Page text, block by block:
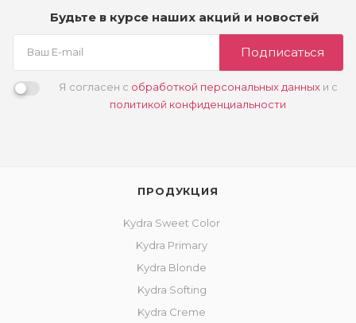
Будьте в курсе наших акций и новостей
Подписаться
Я согласен с обработкой персональных данныхи с
политикой конфиденциальности
ПРОДУКЦИЯ
Kydra Sweet Color
Kydra Primary
Kydra Blonde
Kydra Softing
Kydra Creme